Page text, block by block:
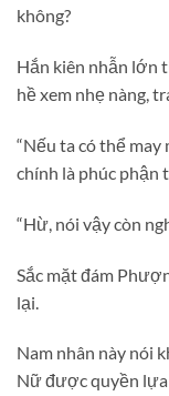
không?
Hắn kiên nhẫn lớn
hề xem nhẹ nàng,
“Nếu ta có thể
chính là phúc phận
“Hừ, nói vậy còn
Sắc mặt đám
lại.
Nam nhân này nói
Nữ được quyền lựa